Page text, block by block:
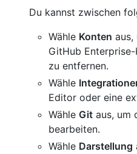
Du kannst zwischen
Wähle Konten
GitHub
zu entfernen.
Wähle
Editor oder eine
Wähle Git aus, um
bearbeiten.
Wähle Darstellung